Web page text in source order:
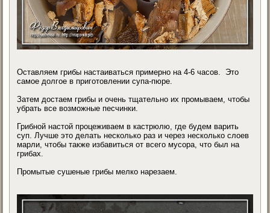
Оставляем грибы настаиваться примерно на 4-6 часов. Это
самое долгое в приготовлении супа-пюре.
Затем достаем грибы и очень тщательно их промываем, чтобы
убрать все возможные песчинки.
Грибной настой процеживаем в кастрюлю, где будем варить
суп. Лучше это делать несколько раз и через несколько слоев
марли, чтобы также избавиться от всего мусора, что был на
грибах.
Промытые сушеные грибы мелко нарезаем.